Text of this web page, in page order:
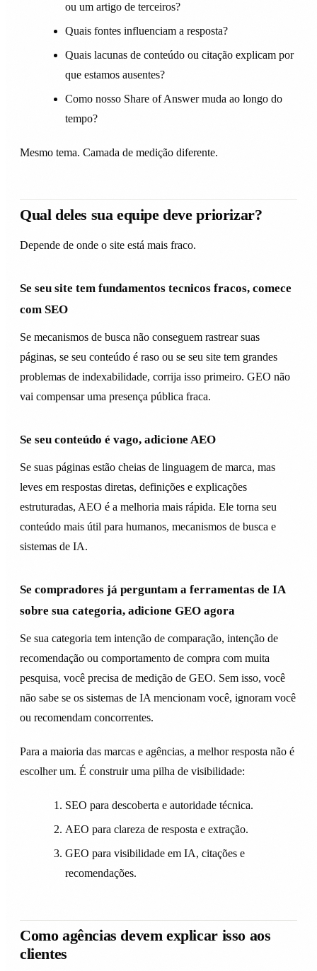
ou um artigo de terceiros?
Quais fontes influenciam a resposta?
Quais lacunas de conteúdo ou citação explicam por
que estamos ausentes?
Como nosso Share of Answer muda ao longo do
tempo?
Mesmo tema. Camada de medição diferente.
Qual deles sua equipe deve priorizar?
Depende de onde o site está mais fraco.
Se seu site tem fundamentos tecnicos fracos, comece
com SEO
Se mecanismos de busca não conseguem rastrear suas
páginas, se seu conteúdo é raso ou se seu site tem grandes
problemas de indexabilidade, corrija isso primeiro. GEO não
vai compensar uma presença pública fraca.
Se seu conteúdo é vago, adicione AEO
Se suas páginas estão cheias de linguagem de marca, mas
leves em respostas diretas, definições e explicações
estruturadas, AEO é a melhoria mais rápida. Ele torna seu
conteúdo mais útil para humanos, mecanismos de busca e
sistemas de IA.
Se compradores já perguntam a ferramentas de IA
sobre sua categoria, adicione GEO agora
Se sua categoria tem intenção de comparação, intenção de
recomendação ou comportamento de compra com muita
pesquisa, você precisa de medição de GEO. Sem isso, você
não sabe se os sistemas de IA mencionam você, ignoram você
ou recomendam concorrentes.
Para a maioria das marcas e agências, a melhor resposta não é
escolher um. É construir uma pilha de visibilidade:
SEO para descoberta e autoridade técnica.
AEO para clareza de resposta e extração.
GEO para visibilidade em IA, citações e
recomendações.
Como agências devem explicar isso aos
clientes